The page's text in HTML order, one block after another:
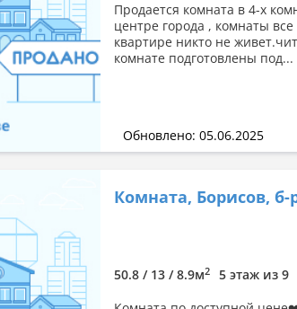
Продается комната в 4-х
центре города , комнаты
квартире никто не
комнате подготовлены под...
Обновлено: 05.06.2025
Комната, Борисов, б-
50.8 / 13 / 8.9м2
5 этаж из 9